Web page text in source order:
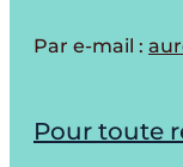
Par e-mail :
Pour toute